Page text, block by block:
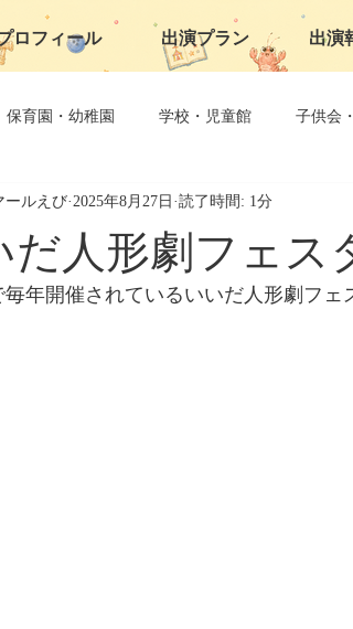
ロフィール 出演プラン 出演
保育園・幼稚園 学校・児童館 子供会
県大道芸 子育て支援
だ人形劇フェス
ールえび 2025年8月27日 読了時間: 1分
年開催されているいいだ人形劇フェ